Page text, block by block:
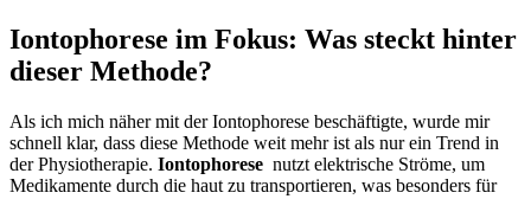
Iontophorese im Fokus:⁢ Was steckt hinter
dieser Methode?
Als ich mich näher mit⁣ der Iontophorese beschäftigte, wurde ⁢mir
schnell klar, dass diese ​Methode weit⁢ mehr ist als⁤ nur​ ein⁢ Trend in
der Physiotherapie. Iontophorese ‍ nutzt elektrische⁢ Ströme, um
Medikamente durch die haut zu transportieren, was besonders für